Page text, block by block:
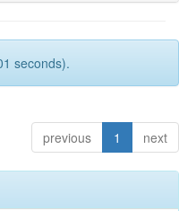
seconds).
previous 1 next